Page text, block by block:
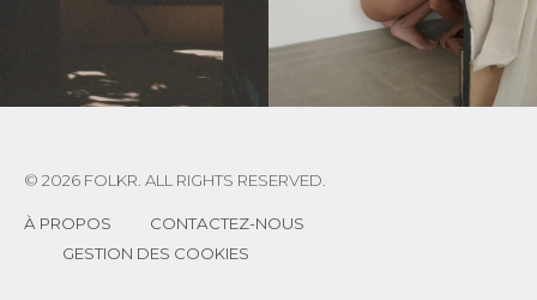
© 2026 FOLKR. ALL RIGHTS RESERVED.
À PROPOS
CONTACTEZ-NOUS
GESTION DES COOKIES